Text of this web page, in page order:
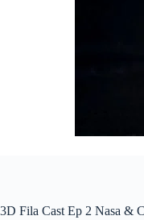
3D Fila Cast Ep 2 Nasa &